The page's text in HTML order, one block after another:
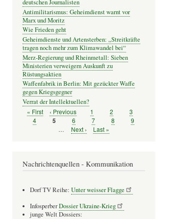
deutschen Journalisten
Antimilitarismus: Geheimdienst warnt vor
Marx und Moritz
Wie Frieden geht
Geheimdienste und Artensterben: „Streitkräfte
tragen noch mehr zum Klimawandel bei“
Merz-Regierung und Rheinmetall: Sieben
Ministerien verweigern Auskunft zu
Rüstungsaktien
Waffenfabrik in Berlin: Mit gezückter Waffe
gegen Kriegsgegner
Verrat der Intellektuellen?
Seitennummerierung
Erste
Seite
« First
Vorherige
Seite
‹ Previous Seite
1 Seite
2 Seite
3
Seite
4 Seite
5 Seite
6 Seite
7 Seite
8 Seite
9
…
Nächste
Next ›
Letzte
Last »
Nachrichtenquellen - Kommunikation
Dorf TV Reihe: Unter weisser Flagge
InfosperberDossier Ukraine-Krieg
junge Welt Dossiers: